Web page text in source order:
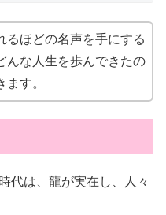
るほどの名声を手にする
んな人生を歩んできたの
す。
代は、龍が実在し、人々